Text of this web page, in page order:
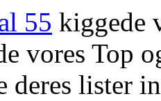
55 kiggede
vores Top
deres lister